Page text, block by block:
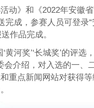
动》和《2022年安徽
成，参赛人员可登录
作品完成。
河奖’‘长城奖’的评选
介绍，对入选的一、
重点新闻网站对获得等